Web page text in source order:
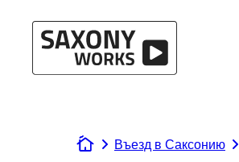
www.saxony-works.com
Въезд в Саксонию